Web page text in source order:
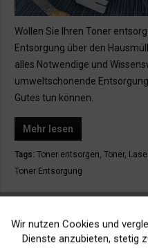
Wollen Sie Ihren Toner
Entsorgung über den
alles Notwendige und
umweltschonende
Gutes tun können.
Mehr lesen
Tags: Toner entsorgen, Toner,
Toner Entsorgung
Der (schematische)
Laserdruckers -
Funktionale
Wir nutzen Cookies und
Dienste anzubieten, stetig